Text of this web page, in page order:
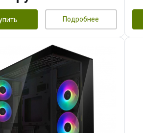
Подробнее